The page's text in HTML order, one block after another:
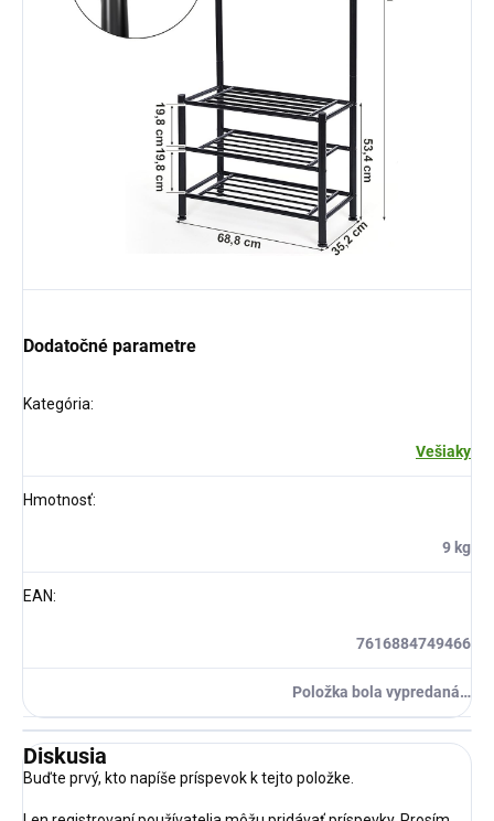
Dodatočné parametre
Kategória:
Vešiaky
Hmotnosť:
9 kg
EAN:
7616884749466
Položka bola vypredaná…
Diskusia
Buďte prvý, kto napíše príspevok k tejto položke.